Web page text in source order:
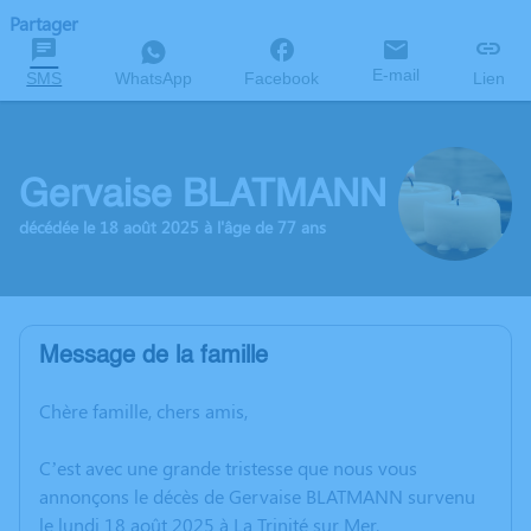
Partager
SMS WhatsApp Facebook E-mail Lien
Gervaise BLATMANN
décédée le 18 août 2025 à l'âge de 77 ans
Message de la famille
Chère famille, chers amis,
C’est avec une grande tristesse que nous vous
annonçons le décès de Gervaise BLATMANN survenu
le lundi 18 août 2025 à La Trinité sur Mer.